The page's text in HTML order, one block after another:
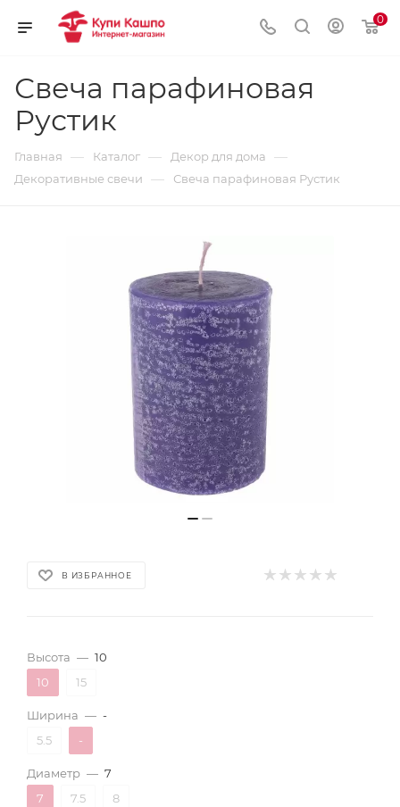
0
Свеча парафиновая
Рустик
Главная — Каталог — Декор для дома —
Декоративные свечи — Свеча парафиновая Рустик
В ИЗБРАННОЕ
Высота — 10
10
15
Ширина — -
5.5
-
Диаметр — 7
7
7.5 8